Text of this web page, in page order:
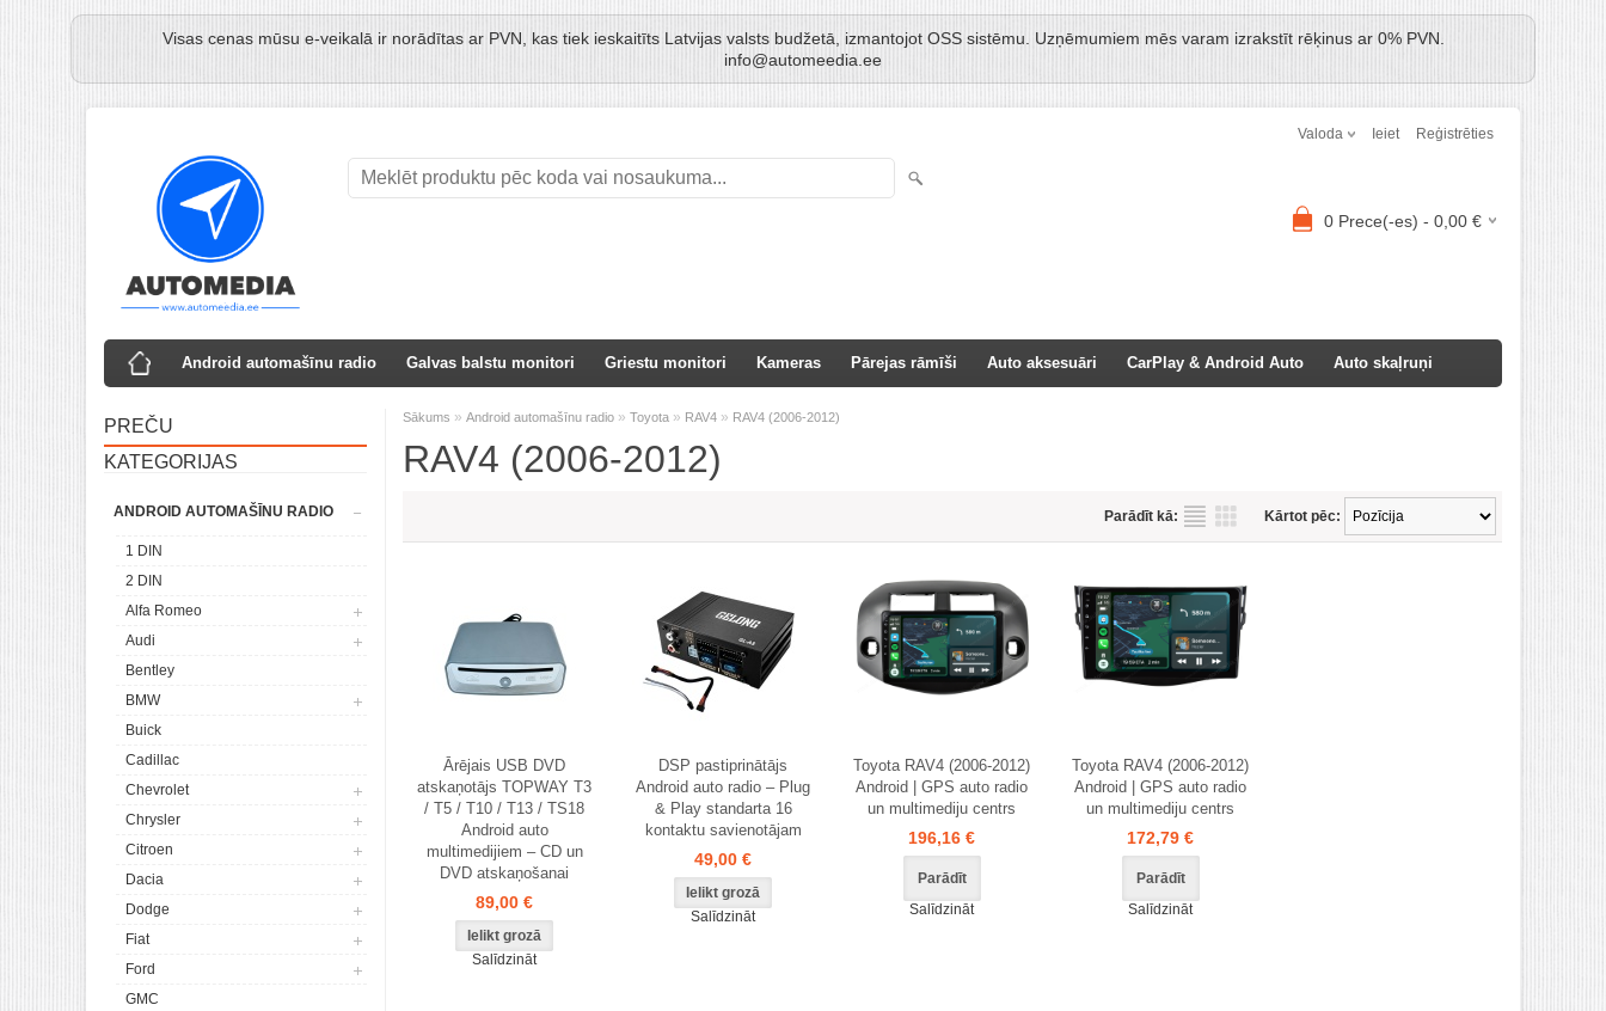
Visas cenas mūsu e-veikalā ir norādītas ar PVN, kas tiek ieskaitīts Latvijas valsts budžetā, izmantojot OSS sistēmu. Uzņēmumiem mēs varam izrakstīt rēķinus ar 0% PVN.
info@automeedia.ee
Valoda Ieiet Reģistrēties
0 Prece(-es) - 0,00 €
Android automašīnu radio Galvas balstu monitori Griestu monitori Kameras Pārejas rāmīši Auto aksesuāri CarPlay & Android Auto Auto skaļruņi
PREČU
KATEGORIJAS
ANDROID AUTOMAŠĪNU RADIO
1 DIN
2 DIN
Alfa Romeo
Audi
Bentley
BMW
Buick
Cadillac
Chevrolet
Chrysler
Citroen
Dacia
Dodge
Fiat
Ford
GMC
Sākums » Android automašīnu radio » Toyota » RAV4 » RAV4 (2006-2012)
RAV4 (2006-2012)
Kārtot pēc:
Parādīt kā:
Ārējais USB DVD
atskaņotājs TOPWAY T3
/ T5 / T10 / T13 / TS18
Android auto
multimedijiem – CD un
DVD atskaņošanai
89,00 €
Salīdzināt
DSP pastiprinātājs
Android auto radio – Plug
& Play standarta 16
kontaktu savienotājam
49,00 €
Salīdzināt
Toyota RAV4 (2006-2012)
Android | GPS auto radio
un multimediju centrs
196,16 €
Parādīt
Salīdzināt
Toyota RAV4 (2006-2012)
Android | GPS auto radio
un multimediju centrs
172,79 €
Parādīt
Salīdzināt